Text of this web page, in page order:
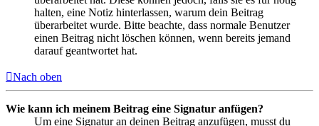
halten, eine Notiz hinterlassen, warum dein Beitrag
überarbeitet wurde. Bitte beachte, dass normale Benutzer
einen Beitrag nicht löschen können, wenn bereits jemand
darauf geantwortet hat.
Nach oben
Wie kann ich meinem Beitrag eine Signatur anfügen?
Um eine Signatur an deinen Beitrag anzufügen, musst du